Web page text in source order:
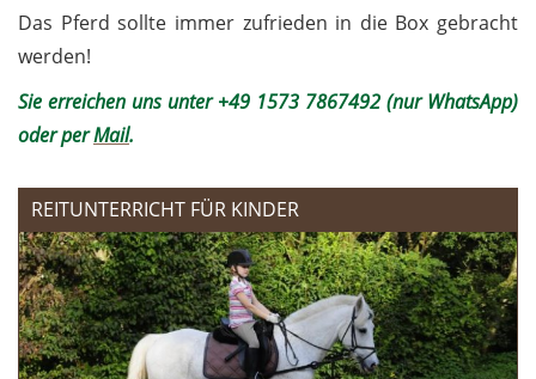
Das Pferd sollte immer zufrieden in die Box gebracht
werden!
Sie erreichen uns unter +49 1573 7867492 (nur WhatsApp)
oder perMail.
REITUNTERRICHT FÜR KINDER